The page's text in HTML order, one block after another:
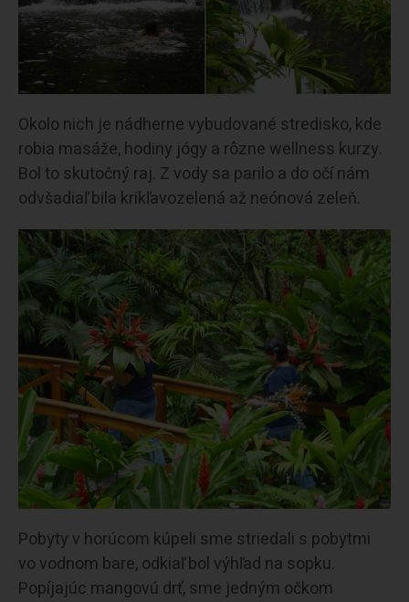
Okolo nich je nádherne vybudované stredisko, kde
robia masáže, hodiny jógy a rôzne wellness kurzy.
Bol to skutočný raj. Z vody sa parilo a do očí nám
odvšadiaľ bila krikľavozelená až neónová zeleň.
Pobyty v horúcom kúpeli sme striedali s pobytmi
vo vodnom bare, odkiaľ bol výhľad na sopku.
Popíjajúc mangovú drť, sme jedným očkom